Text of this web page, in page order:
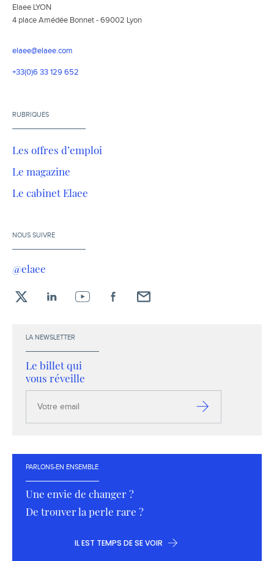
Elaee LYON
4 place Amédée Bonnet - 69002 Lyon
elaee@elaee.com
+33(0)6 33 129 652
RUBRIQUES
Les offres d’emploi
Le magazine
Le cabinet Elaee
NOUS SUIVRE
@elaee
LA NEWSLETTER
Le billet qui
vous réveille
email
S’inscrire
PARLONS-EN ENSEMBLE
Une envie de changer ?
De trouver la perle rare ?
IL EST TEMPS DE SE VOIR